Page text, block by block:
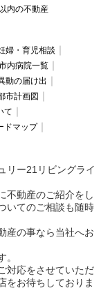
内の不動産
婦・育児相談
内病院一覧
動の届け出
市計画図
て
ドマップ
リー21リビングライ
不動産のご紹介をし
いてのご相談も随時
産の事なら当社へお
。
対応をさせていただ
をお待ちしておりま